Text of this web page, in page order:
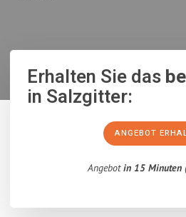
Erhalten Sie das
in Salzgitter:
ANGEBOT
Angebotin 15 Minuten